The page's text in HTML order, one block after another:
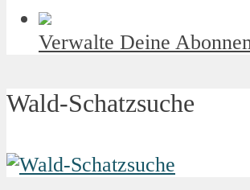
Verwalte Deine
Wald-Schatzsuche